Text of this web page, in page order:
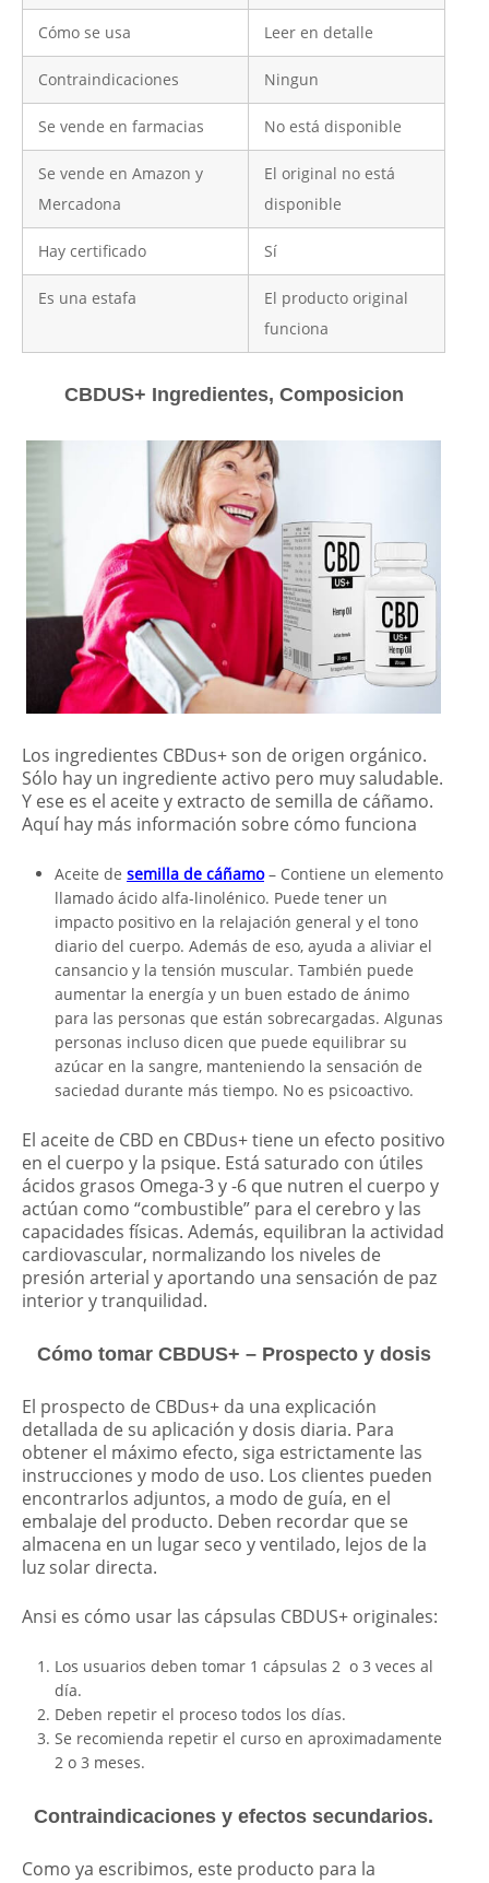
Cómo se usa Leer en detalle
Contraindicaciones Ningun
Se vende en farmacias No está disponible
Se vende en Amazon y
Mercadona
El original no está
disponible
Hay certificado Sí
Es una estafa
El producto original
funciona
CBDUS+ Ingredientes, Composicion
Los ingredientes CBDus+ son de origen orgánico.
Sólo hay un ingrediente activo pero muy saludable.
Y ese es el aceite y extracto de semilla de cáñamo.
Aquí hay más información sobre cómo funciona
Aceite de semilla de cáñamo– Contiene un elemento
llamado ácido alfa-linolénico. Puede tener un
impacto positivo en la relajación general y el tono
diario del cuerpo. Además de eso, ayuda a aliviar el
cansancio y la tensión muscular. También puede
aumentar la energía y un buen estado de ánimo
para las personas que están sobrecargadas. Algunas
personas incluso dicen que puede equilibrar su
azúcar en la sangre, manteniendo la sensación de
saciedad durante más tiempo. No es psicoactivo.
El aceite de CBD en CBDus+ tiene un efecto positivo
en el cuerpo y la psique. Está saturado con útiles
ácidos grasos Omega-3 y -6 que nutren el cuerpo y
actúan como “combustible” para el cerebro y las
capacidades físicas. Además, equilibran la actividad
cardiovascular, normalizando los niveles de
presión arterial y aportando una sensación de paz
interior y tranquilidad.
Cómo tomar CBDUS+ – Prospecto y dosis
El prospecto de CBDus+ da una explicación
detallada de su aplicación y dosis diaria. Para
obtener el máximo efecto, siga estrictamente las
instrucciones y modo de uso. Los clientes pueden
encontrarlos adjuntos, a modo de guía, en el
embalaje del producto. Deben recordar que se
almacena en un lugar seco y ventilado, lejos de la
luz solar directa.
Ansi es cómo usar las cápsulas CBDUS+ originales:
Los usuarios deben tomar 1 cápsulas 2 o 3 veces al
día.
Deben repetir el proceso todos los días.
Se recomienda repetir el curso en aproximadamente
2 o 3 meses.
Contraindicaciones y efectos secundarios.
Como ya escribimos, este producto para la